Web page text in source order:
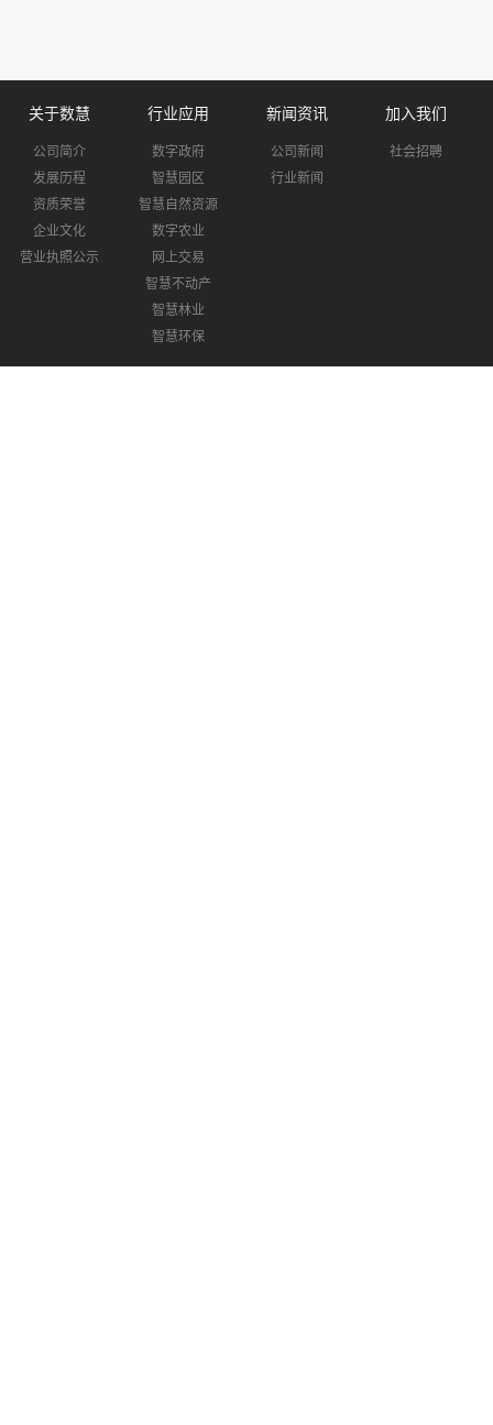
关于数慧
公司简介
发展历程
资质荣誉
企业文化
营业执照公示
行业应用
数字政府
智慧园区
智慧自然资源
数字农业
网上交易
智慧不动产
智慧林业
智慧环保
新闻资讯
公司新闻
行业新闻
加入我们
社会招聘